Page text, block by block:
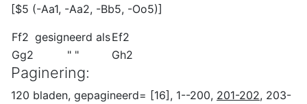
[$5 (-Aa1, -Aa2, -Bb5, -Oo5)]
Ff2 gesigneerd alsEf2
Gg2
" " Gh2
Paginering:
120 bladen, gepagineerd= [16], 1--200, 201-202, 203-